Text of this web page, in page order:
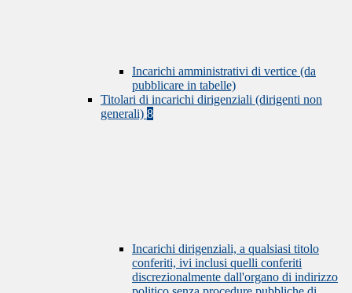
Incarichi amministrativi di vertice (da
pubblicare in tabelle)
Titolari di incarichi dirigenziali (dirigenti non
generali) 8
Incarichi dirigenziali, a qualsiasi titolo
conferiti, ivi inclusi quelli conferiti
discrezionalmente dall'organo di indirizzo